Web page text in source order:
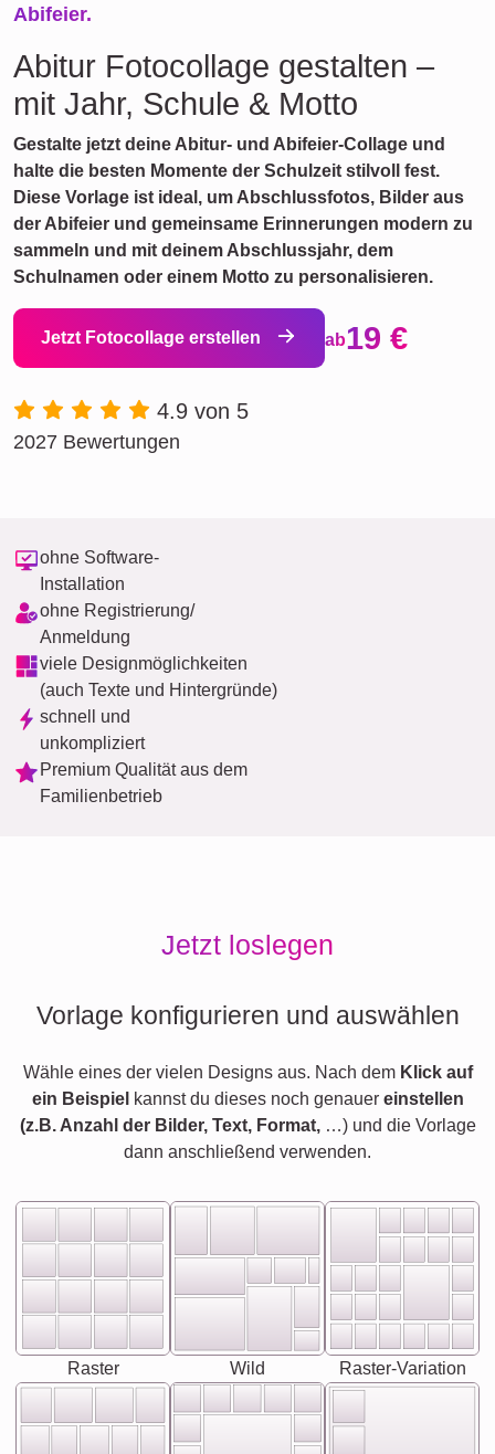
Abifeier.
Abitur Fotocollage gestalten –
mit Jahr, Schule & Motto
Gestalte jetzt deine Abitur- und Abifeier-Collage und
halte die besten Momente der Schulzeit stilvoll fest.
Diese Vorlage ist ideal, um Abschlussfotos, Bilder aus
der Abifeier und gemeinsame Erinnerungen modern zu
sammeln und mit deinem Abschlussjahr, dem
Schulnamen oder einem Motto zu personalisieren.
Jetzt Fotocollage erstellen ab19 €
4.9 von 5
2027 Bewertungen
ohne Software-
Installation
ohne Registrierung/
Anmeldung
viele Designmöglichkeiten
(auch Texte und Hintergründe)
schnell und
unkompliziert
Premium Qualität aus dem
Familienbetrieb
Jetzt loslegen
Vorlage konfigurieren und auswählen
Wähle eines der vielen Designs aus. Nach dem Klick auf
ein Beispiel kannst du dieses noch genauer einstellen
(z.B. Anzahl der Bilder, Text, Format,…) und die Vorlage
dann anschließend verwenden.
Raster Wild Raster-Variation